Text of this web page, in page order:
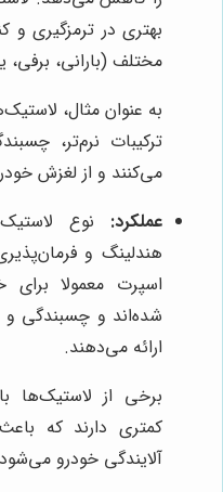
بهتری در ترمزگیری
مختلف (بارانی،
به عنوان مثال،
ترکیبات نرم‌تر،
می‌کنند و از لغزش
عملکرد: نوع
هندلینگ و
اسپرت معمولا برای
شده‌اند و چسبندگی و
ارائه می‌دهند.
برخی از
کمتری دارند که
آلایندگی خودرو